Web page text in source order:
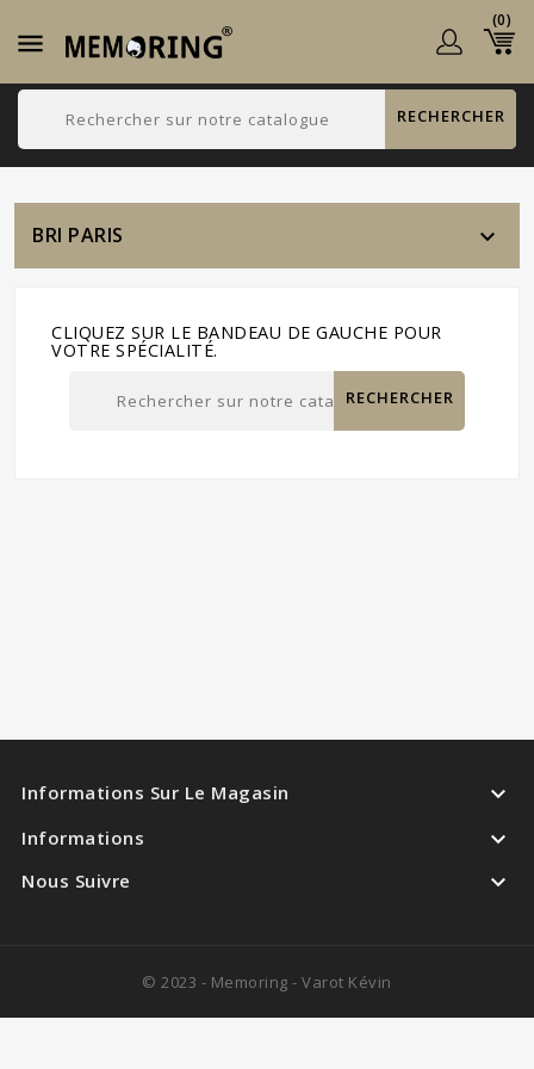

(0)
RECHERCHER
BRI PARIS 
CLIQUEZ SUR LE BANDEAU DE GAUCHE POUR
VOTRE SPÉCIALITÉ.
RECHERCHER
Informations Sur Le Magasin 
Informations 
Nous Suivre 
© 2023 - Memoring - Varot Kévin